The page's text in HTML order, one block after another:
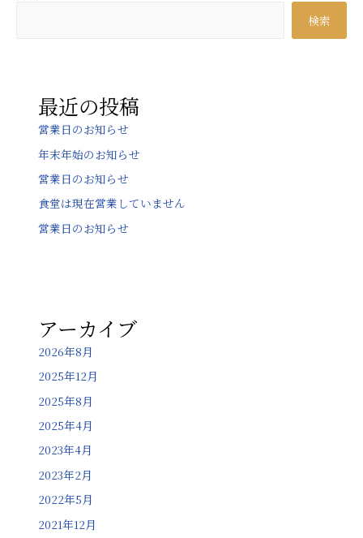
検索
最近の投稿
営業日のお知らせ
年末年始のお知らせ
営業日のお知らせ
食堂は現在営業していません
営業日のお知らせ
アーカイブ
2026年8月
2025年12月
2025年8月
2025年4月
2023年4月
2023年2月
2022年5月
2021年12月